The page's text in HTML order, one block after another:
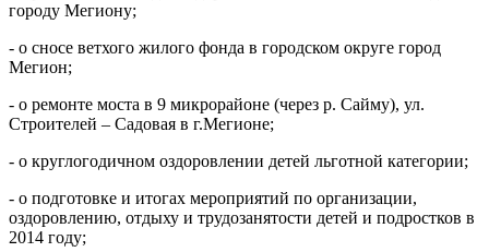
городу Мегиону;
- о сносе ветхого жилого фонда в городском округе город
Мегион;
- о ремонте моста в 9 микрорайоне (через р. Сайму), ул.
Строителей – Садовая в г.Мегионе;
- о круглогодичном оздоровлении детей льготной категории;
- о подготовке и итогах мероприятий по организации,
оздоровлению, отдыху и трудозанятости детей и подростков в
2014 году;